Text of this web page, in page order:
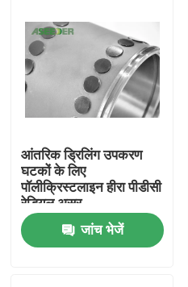
आंतरिक ड्रिलिंग उपकरण
घटकों के लिए
पॉलीक्रिस्टलाइन हीरा पीडीसी
रेडियल असर
जांच भेजें